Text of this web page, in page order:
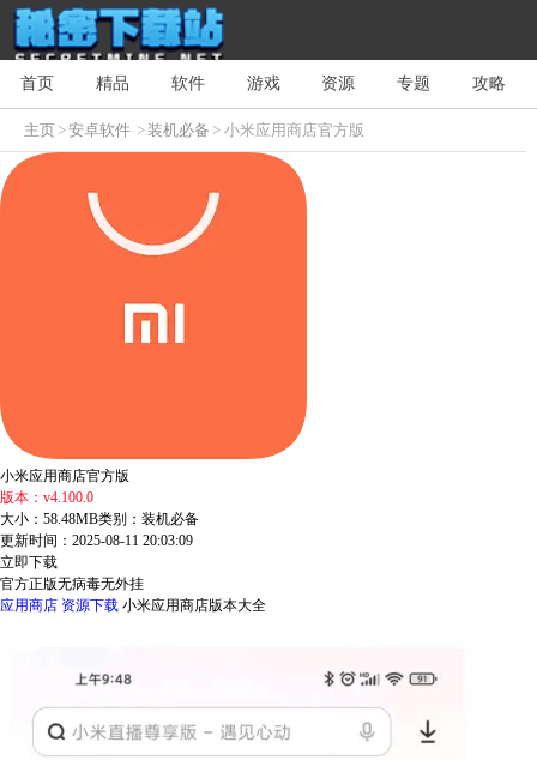
首页 精品 软件 游戏 资源 专题 攻略
主页>安卓软件 >装机必备 > 小米应用商店官方版
小米应用商店官方版
版本：v4.100.0
大小：58.48MB类别：装机必备
更新时间：2025-08-11 20:03:09
立即下载
官方正版无病毒无外挂
应用商店 资源下载 小米应用商店版本大全